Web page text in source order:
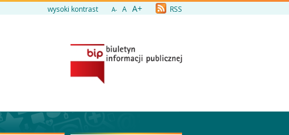
wysoki kontrast A- A A+ RSS